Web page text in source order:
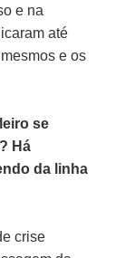
e na
até
e os
se
Há
da linha
crise